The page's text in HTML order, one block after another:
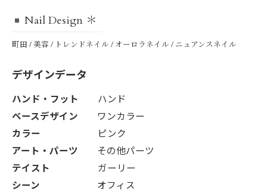
Nail Design ＊
町田 / 美容 / トレンドネイル / オーロラネイル / ニュアンスネイル
デザインデータ
ハンド・フット ハンド
ベースデザイン ワンカラー
カラー ピンク
アート・パーツ その他パーツ
テイスト ガーリー
シーン オフィス